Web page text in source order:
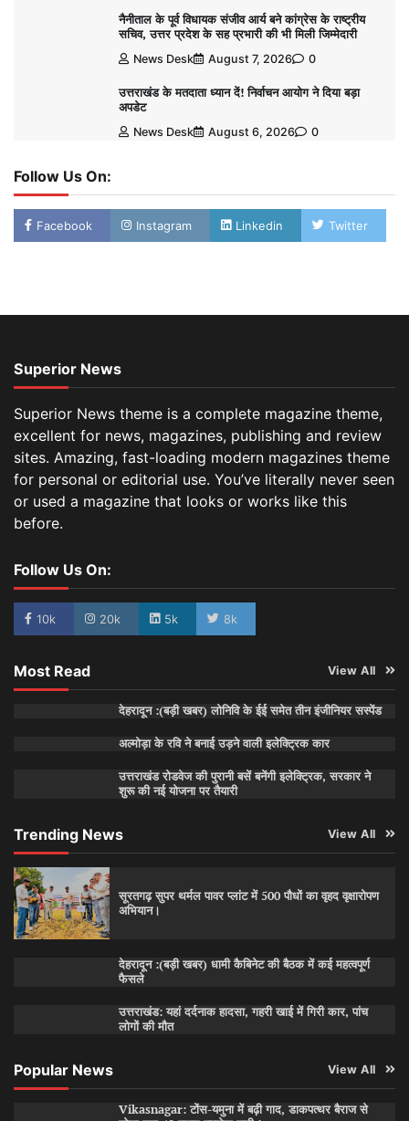
नैनीताल के पूर्व विधायक संजीव आर्य बने कांग्रेस के राष्ट्रीय
सचिव, उत्तर प्रदेश के सह प्रभारी की भी मिली जिम्मेदारी
News Desk August 7, 2026 0
उत्तराखंड के मतदाता ध्यान दें! निर्वाचन आयोग ने दिया बड़ा
अपडेट
News Desk August 6, 2026 0
Follow Us On:
Facebook Instagram Linkedin Twitter
Superior News
Superior News theme is a complete magazine theme,
excellent for news, magazines, publishing and review
sites. Amazing, fast-loading modern magazines theme
for personal or editorial use. You’ve literally never seen
or used a magazine that looks or works like this
before.
Follow Us On:
10k 20k 5k 8k
Most Read View All
देहरादून :(बड़ी खबर) लोनिवि के ईई समेत तीन इंजीनियर सस्पेंड
अल्मोड़ा के रवि ने बनाई उड़ने वाली इलेक्ट्रिक कार
उत्तराखंड रोडवेज की पुरानी बसें बनेंगी इलेक्ट्रिक, सरकार ने
शुरू की नई योजना पर तैयारी
Trending News View All
सूरतगढ़ सुपर थर्मल पावर प्लांट में 500 पौधों का वृहद वृक्षारोपण
अभियान।
देहरादून :(बड़ी खबर) धामी कैबिनेट की बैठक में कई महत्वपूर्ण
फैसले
उत्तराखंड: यहां दर्दनाक हादसा, गहरी खाई में गिरी कार, पांच
लोगों की मौत
Popular News View All
Vikasnagar: टोंस-यमुना में बढ़ी गाद, डाकपत्थर बैराज से